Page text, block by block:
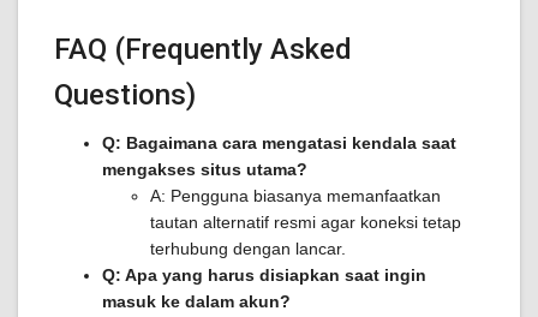
FAQ (Frequently Asked
Questions)
Q: Bagaimana cara mengatasi kendala saat
mengakses situs utama?
A: Pengguna biasanya memanfaatkan
tautan alternatif resmi agar koneksi tetap
terhubung dengan lancar.
Q: Apa yang harus disiapkan saat ingin
masuk ke dalam akun?